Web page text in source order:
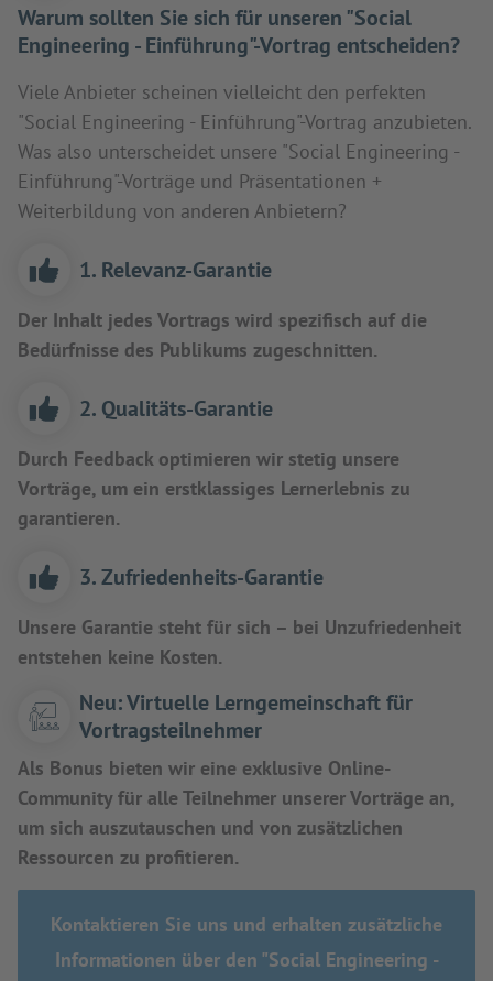
Warum sollten Sie sich für unseren "Social
Engineering - Einführung"-Vortrag entscheiden?
Viele Anbieter scheinen vielleicht den perfekten
"Social Engineering - Einführung"-Vortrag anzubieten.
Was also unterscheidet unsere "Social Engineering -
Einführung"-Vorträge und Präsentationen +
Weiterbildung von anderen Anbietern?
1. Relevanz-Garantie
Der Inhalt jedes Vortrags wird spezifisch auf die
Bedürfnisse des Publikums zugeschnitten.
2. Qualitäts-Garantie
Durch Feedback optimieren wir stetig unsere
Vorträge, um ein erstklassiges Lernerlebnis zu
garantieren.
3. Zufriedenheits-Garantie
Unsere Garantie steht für sich – bei Unzufriedenheit
entstehen keine Kosten.
Neu: Virtuelle Lerngemeinschaft für
Vortragsteilnehmer
Als Bonus bieten wir eine exklusive Online-
Community für alle Teilnehmer unserer Vorträge an,
um sich auszutauschen und von zusätzlichen
Ressourcen zu profitieren.
Kontaktieren Sie uns und erhalten zusätzliche
Informationen über den "Social Engineering -